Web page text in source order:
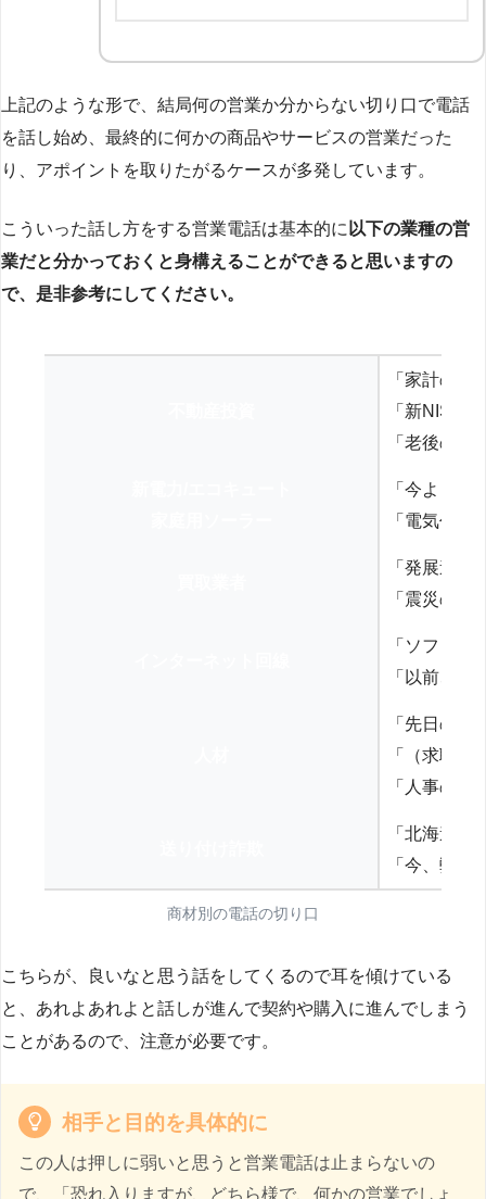
上記のような形で、結局何の営業か分からない切り口で電話
を話し始め、最終的に何かの商品やサービスの営業だった
り、アポイントを取りたがるケースが多発しています。
こういった話し方をする営業電話は基本的に 以下の業種の営
業だと分かっておくと身構えることができると思いますの
で、是非参考にしてください。
「家計の見
「新NISA
「老後の
「今より
「電気代を
「発展途
「震災の
「ソフト
「以前、
「先日の
「（求職
「人事の方
「北海道
「今、弊
商材別の電話の切り口
こちらが、良いなと思う話をしてくるので耳を傾けている
と、あれよあれよと話しが進んで契約や購入に進んでしまう
ことがあるので、注意が必要です。
相手と目的を具体的に
この人は押しに弱いと思うと営業電話は止まらないの
で、「恐れ入りますが、どちら様で、何かの営業でしょ